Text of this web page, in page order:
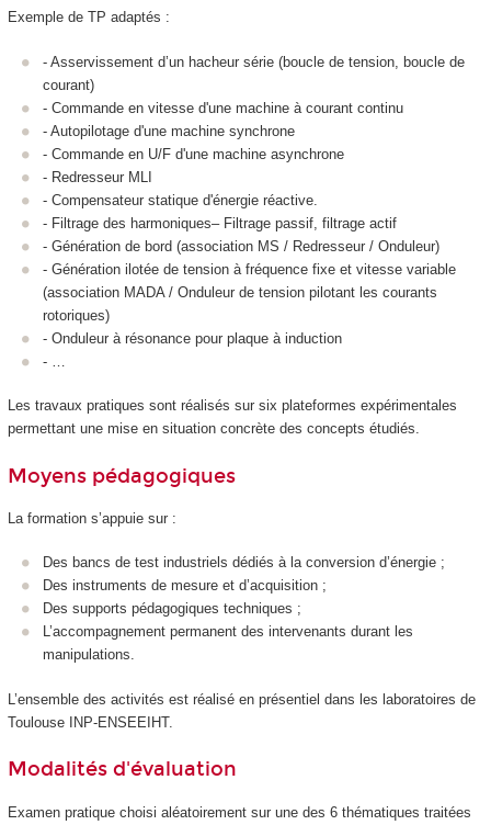
Exemple de TP adaptés :
- Asservissement d’un hacheur série (boucle de tension, boucle de
courant)
- Commande en vitesse d'une machine à courant continu
- Autopilotage d'une machine synchrone
- Commande en U/F d'une machine asynchrone
- Redresseur MLI
- Compensateur statique d'énergie réactive.
- Filtrage des harmoniques– Filtrage passif, filtrage actif
- Génération de bord (association MS / Redresseur / Onduleur)
- Génération ilotée de tension à fréquence fixe et vitesse variable
(association MADA / Onduleur de tension pilotant les courants
rotoriques)
- Onduleur à résonance pour plaque à induction
- …
Les travaux pratiques sont réalisés sur six plateformes expérimentales
permettant une mise en situation concrète des concepts étudiés.
Moyens pédagogiques
La formation s’appuie sur :
Des bancs de test industriels dédiés à la conversion d’énergie ;
Des instruments de mesure et d’acquisition ;
Des supports pédagogiques techniques ;
L’accompagnement permanent des intervenants durant les
manipulations.
L’ensemble des activités est réalisé en présentiel dans les laboratoires de
Toulouse INP-ENSEEIHT.
Modalités d'évaluation
Examen pratique choisi aléatoirement sur une des 6 thématiques traitées